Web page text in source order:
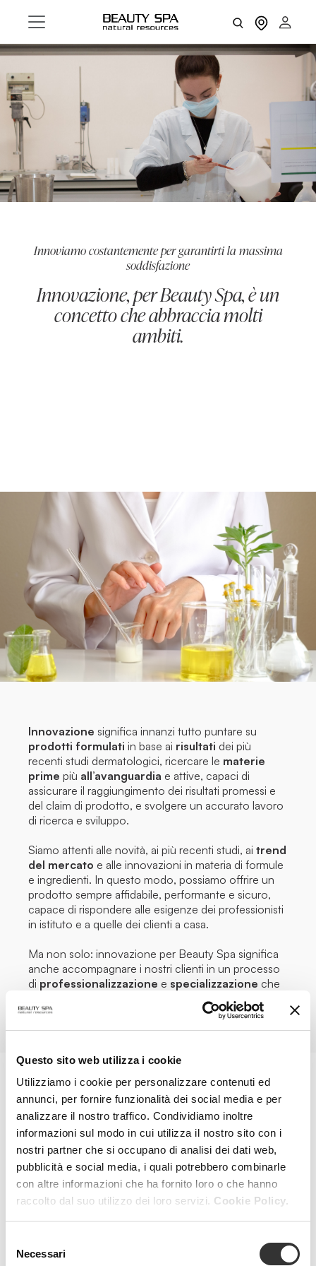
Questo sito web utilizza i cookie
Utilizziamo i cookie per personalizzare contenuti ed
annunci, per fornire funzionalità dei social media e per
analizzare il nostro traffico. Condividiamo inoltre
informazioni sul modo in cui utilizza il nostro sito con i
nostri partner che si occupano di analisi dei dati web,
pubblicità e social media, i quali potrebbero combinarle
con altre informazioni che ha fornito loro o che hanno
raccolto dal suo utilizzo dei loro servizi. Cookie Policy.
delNecessari
Innoviamo costantemente per garantirti la massima
soddisfazione
Innovazione, per Beauty Spa, è un
concetto che abbraccia molti
ambiti.
Innovazione significa innanzi tutto puntare su
prodotti formulati in base ai risultati dei più
recenti studi dermatologici, ricercare le materie
prime più all’avanguardia e attive, capaci di
assicurare il raggiungimento dei risultati promessi e
del claim di prodotto, e svolgere un accurato lavoro
di ricerca e sviluppo.
Siamo attenti alle novità, ai più recenti studi, ai trend
del mercato e alle innovazioni in materia di formule
e ingredienti. In questo modo, possiamo offrire un
prodotto sempre affidabile, performante e sicuro,
capace di rispondere alle esigenze dei professionisti
in istituto e a quelle dei clienti a casa.
Ma non solo: innovazione per Beauty Spa significa
anche accompagnare i nostri clienti in un processo
di professionalizzazione e specializzazione che
Formazione all’avanguardia
Studiamopercorsi formativisempre
all’avanguardia, offriamo materiale di
approfondimento dettagliato e aggiornato in
base agli ultimi studi in ambito dermatologico
di motivazione e contenuti, e mettiamo a
disposizione di chi sceglie di collaborare con